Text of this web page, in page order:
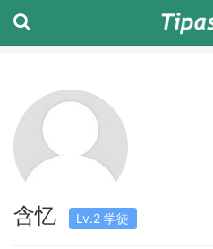
含忆 Lv.2 学徒